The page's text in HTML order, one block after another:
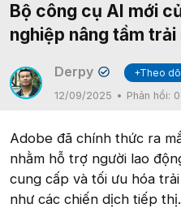
Bộ công cụ AI mới
nghiệp nâng tầm
Derpy ✔
+Theo
12/09/2025
Phản hồi: 0
Adobe đã chính thức ra
nhằm hỗ trợ người lao
cung cấp và tối ưu hóa
như các chiến dịch tiếp